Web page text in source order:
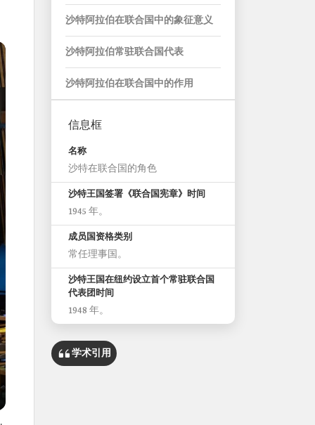
沙特阿拉伯在联合国中的象征意义
沙特阿拉伯常驻联合国代表
沙特阿拉伯在联合国中的作用
信息框
名称
沙特在联合国的角色
沙特王国签署《联合国宪章》时间
1945 年。
成员国资格类别
常任理事国。
沙特王国在纽约设立首个常驻联合国
代表团时间
1948 年。
学术引用